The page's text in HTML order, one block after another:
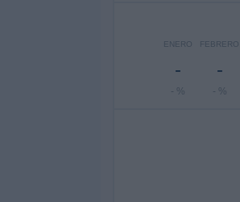
ENERO
-
- %
FEBRERO
-
- %